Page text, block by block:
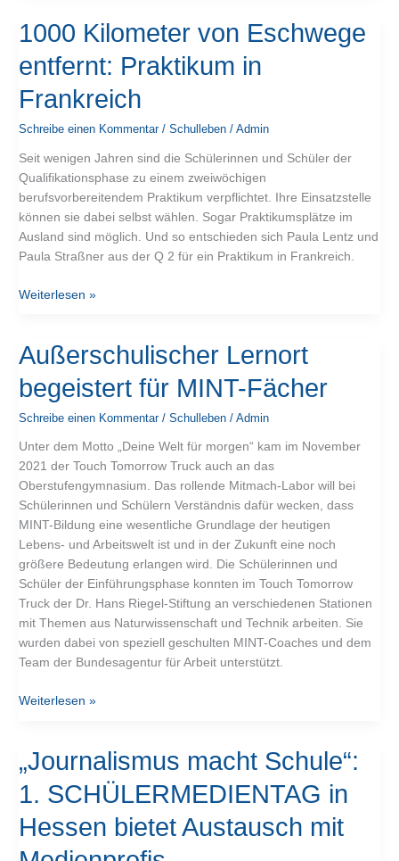
1000 Kilometer von Eschwege
entfernt: Praktikum in
Frankreich
Schreibe einen Kommentar /Schulleben /Admin
Seit wenigen Jahren sind die Schülerinnen und Schüler der
Qualifikationsphase zu einem zweiwöchigen
berufsvorbereitendem Praktikum verpflichtet. Ihre Einsatzstelle
können sie dabei selbst wählen. Sogar Praktikumsplätze im
Ausland sind möglich. Und so entschieden sich Paula Lentz und
Paula Straßner aus der Q 2 für ein Praktikum in Frankreich.
1000
Kilometer
von
entfernt:
Praktikum
Frankreich
Weiterlesen »
Außerschulischer Lernort
begeistert für MINT-Fächer
Schreibe einen Kommentar /Schulleben /Admin
Unter dem Motto „Deine Welt für morgen“ kam im November
2021 der Touch Tomorrow Truck auch an das
Oberstufengymnasium. Das rollende Mitmach-Labor will bei
Schülerinnen und Schülern Verständnis dafür wecken, dass
MINT-Bildung eine wesentliche Grundlage der heutigen
Lebens- und Arbeitswelt ist und in der Zukunft eine noch
größere Bedeutung erlangen wird. Die Schülerinnen und
Schüler der Einführungsphase konnten im Touch Tomorrow
Truck der Dr. Hans Riegel-Stiftung an verschiedenen Stationen
mit Themen aus Naturwissenschaft und Technik arbeiten. Sie
wurden dabei von speziell geschulten MINT-Coaches und dem
Team der Bundesagentur für Arbeit unterstützt.
Außerschulischer
Lernort
begeistert
MINT-
Fächer
Weiterlesen »
„Journalismus macht Schule“:
1. SCHÜLERMEDIENTAG in
Hessen bietet Austausch mit
„Journalismus
macht
Schule“:
SCHÜLERMEDIENTAG
in